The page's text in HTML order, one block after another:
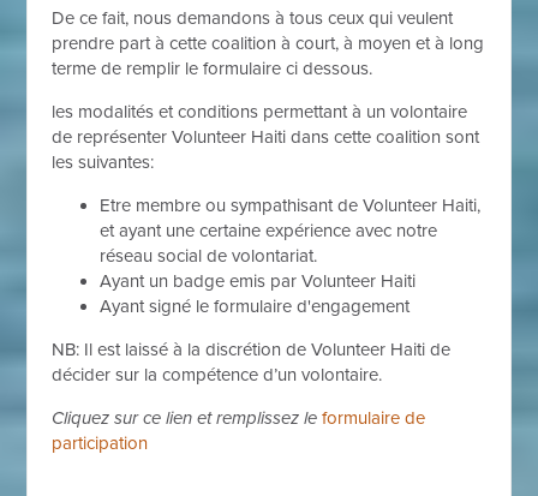
De ce fait, nous demandons à tous ceux qui veulent
prendre part à cette coalition à court, à moyen et à long
terme de remplir le formulaire ci dessous.
les modalités et conditions permettant à un volontaire
de représenter Volunteer Haiti dans cette coalition sont
les suivantes:
Etre membre ou sympathisant de Volunteer Haiti,
et ayant une certaine expérience avec notre
réseau social de volontariat.
Ayant un badge emis par Volunteer Haiti
Ayant signé le formulaire d'engagement
NB: Il est laissé à la discrétion de Volunteer Haiti de
décider sur la compétence d’un volontaire.
Cliquez sur ce lien et remplissez le formulaire de
participation